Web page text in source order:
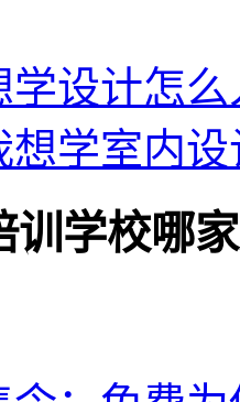
学设计怎么
想学室内
训学校哪